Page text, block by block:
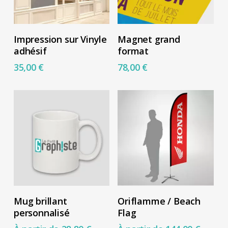
choisies
sur
la
page
du
choisies
sur
la
page
du
Ajouter Au Panier
Impression sur Vinyle
adhésif
35,00 €
Ajouter Au Panier
Magnet grand
format
78,00 €
Choix Des Options
produit
a
Mug brillant
personnalisé
Choix Des Options
produit
a
Oriflamme / Beach
Flag